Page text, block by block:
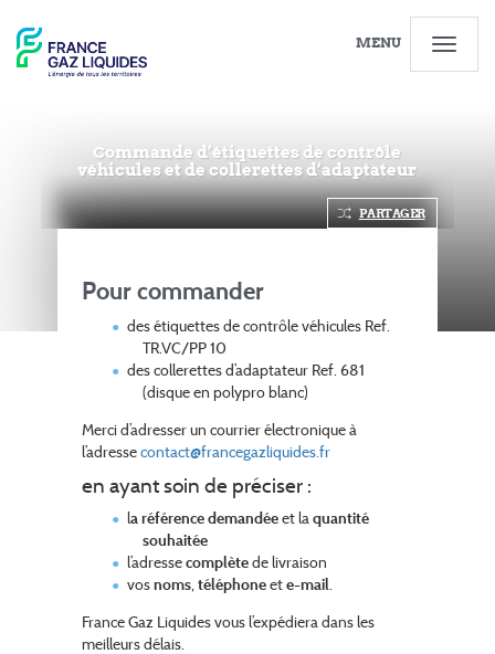
MENU
Commande d’étiquettes de contrôle
véhicules et de collerettes d’adaptateur
PARTAGER
Pour commander
des étiquettes de contrôle véhicules Ref.
TR.VC/PP 10
des collerettes d’adaptateur Ref. 681
(disque en polypro blanc)
Merci d’adresser un courrier électronique à
l’adressecontact@francegazliquides.fr
en ayant soin de préciser :
la référence demandéeet laquantité
souhaitée
l’adressecomplètede livraison
vosnoms ,téléphoneete-mail
France Gaz Liquides vous l’expédiera dans les
meilleurs délais.